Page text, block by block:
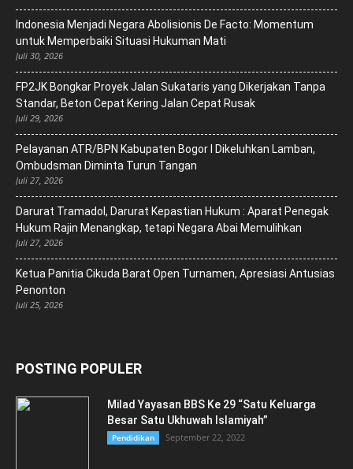
‎Indonesia Menjadi Negara Abolisionis De Facto: Momentum
untuk Memperbaiki Situasi Hukuman Mati
Juli 30, 2026
FP2JK Bongkar Proyek Jalan Sukataris yang Dikerjakan Tanpa
Standar, Beton Cepat Kering Jalan Cepat Rusak
Juli 29, 2026
Pelayanan ATR/BPN Kabupaten Bogor I Dikeluhkan Lamban,
Ombudsman Diminta Turun Tangan
Juli 27, 2026
Darurat Tramadol, Darurat Kepastian Hukum : Aparat Penegak
Hukum Rajin Menangkap, tetapi Negara Abai Memulihkan
Juli 27, 2026
Ketua Panitia Cikuda Barat Open Turnamen, Apresiasi Antusias
Penonton
Juli 25, 2026
POSTING POPULER
Milad Yayasan BBS Ke 29 “Satu Keluarga
Besar Satu Ukhuwah Islamiyah”
Pendidikan September 22, 2022